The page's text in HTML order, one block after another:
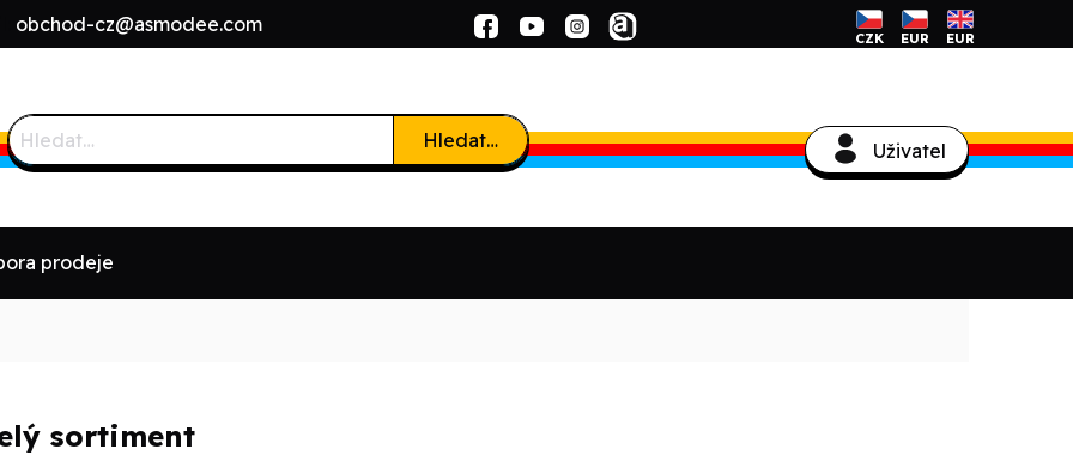
obchod-cz@asmodee.com
CZK EUR EUR
Hledat…
prodeje
Uživatel
sortiment